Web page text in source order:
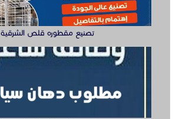
تصنيع مقطوره قلص الشرقية